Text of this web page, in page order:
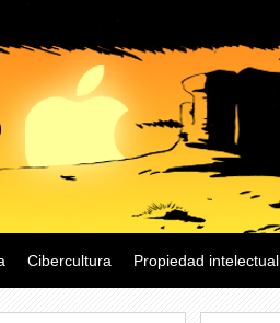
Cibercultura Propiedad intelectual